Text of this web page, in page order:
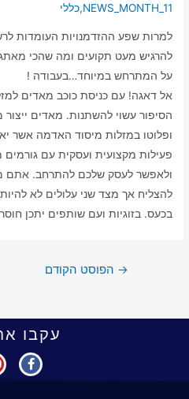
NEWS_MONTH_11
,כללי
למרות שפע ההזדמנויות העומדות
להרגיש מעט תקועים ומה שהכי
על המתרחש במיוחד…בעבודה !
הסיפור עשוי להשתנות. מאדים
ופלוטו במזלות מיסוד האדמה אשר
פעילות מקצועית ועסקית עם
ולאפשר לעסק שלכם להתרחב. אתם
להצליח אך מצד שני עלולים לא להיות
בכעס. בזוגיות ועם שותפים יתכן חוסר יציבות
→ הפוסט הקודם
עקבו